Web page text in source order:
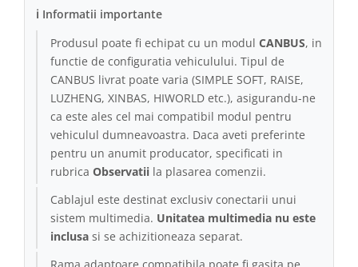
Conectică Kia
Conectică Hyundai
Conectică Mitsubishi
Lumini ambientale
ℹ Informatii importante
Produsul poate fi echipat cu un modul CANBUS, in
functie de configuratia vehiculului. Tipul de
CANBUS livrat poate varia (SIMPLE SOFT, RAISE,
LUZHENG, XINBAS, HIWORLD etc.), asigurandu-ne
ca este ales cel mai compatibil modul pentru
vehiculul dumneavoastra. Daca aveti preferinte
pentru un anumit producator, specificati in
rubrica Observatii la plasarea comenzii.
Cablajul este destinat exclusiv conectarii unui
sistem multimedia. Unitatea multimedia nu este
inclusa si se achizitioneaza separat.